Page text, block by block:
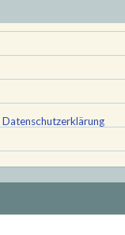
Datenschutzerklärung